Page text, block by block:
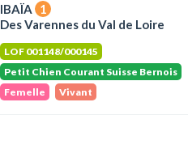
IBAÏA
1
Des Varennes du Val de Loire
LOF 001148/000145
Petit Chien Courant Suisse Bernois
Femelle
Vivant